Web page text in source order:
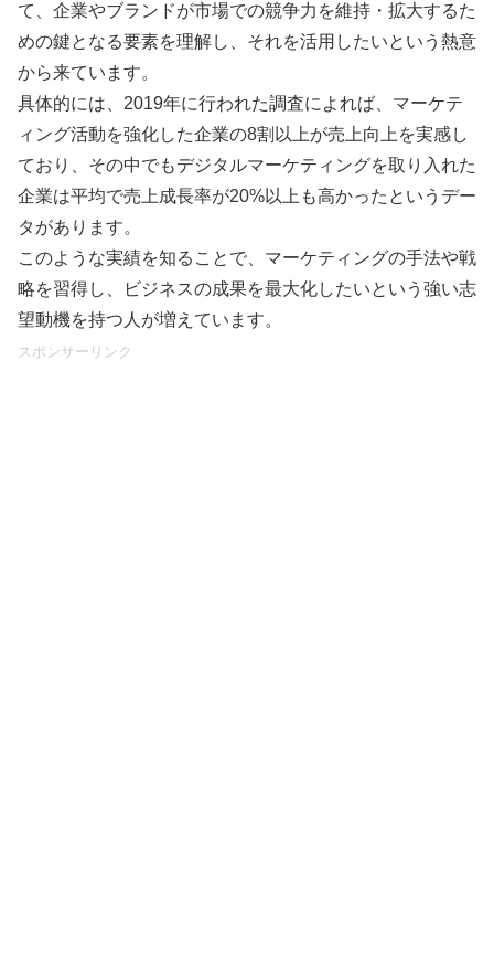
て、企業やブランドが市場での競争力を維持・拡大するた
めの鍵となる要素を理解し、それを活用したいという熱意
から来ています。
具体的には、2019年に行われた調査によれば、マーケテ
ィング活動を強化した企業の8割以上が売上向上を実感し
ており、その中でもデジタルマーケティングを取り入れた
企業は平均で売上成長率が20%以上も高かったというデー
タがあります。
このような実績を知ることで、マーケティングの手法や戦
略を習得し、ビジネスの成果を最大化したいという強い志
望動機を持つ人が増えています。
スポンサーリンク